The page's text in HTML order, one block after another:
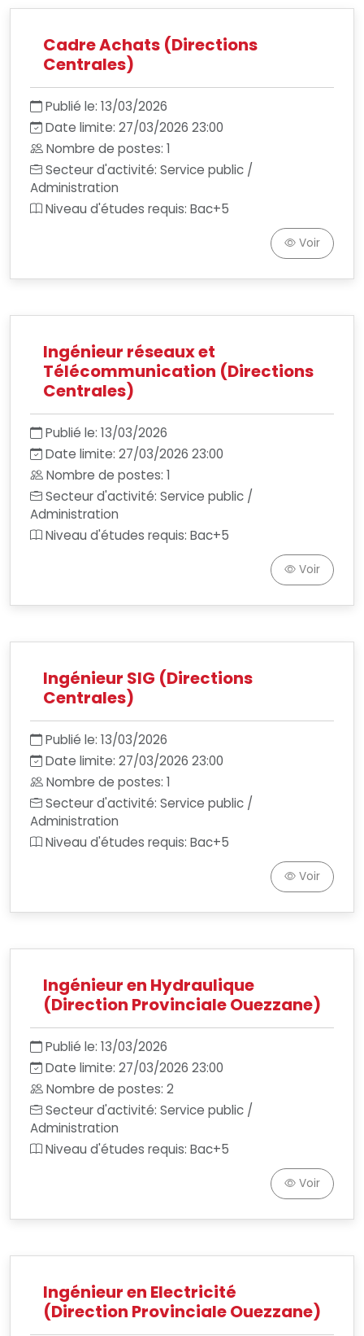
Cadre Achats (Directions
Centrales)
Publié le: 13/03/2026
Date limite: 27/03/2026 23:00
Nombre de postes: 1
Secteur d'activité: Service public /
Administration
Niveau d'études requis: Bac+5
Voir
Ingénieur réseaux et
Télécommunication (Directions
Centrales)
Publié le: 13/03/2026
Date limite: 27/03/2026 23:00
Nombre de postes: 1
Secteur d'activité: Service public /
Administration
Niveau d'études requis: Bac+5
Voir
Ingénieur SIG (Directions
Centrales)
Publié le: 13/03/2026
Date limite: 27/03/2026 23:00
Nombre de postes: 1
Secteur d'activité: Service public /
Administration
Niveau d'études requis: Bac+5
Voir
Ingénieur en Hydraulique
(Direction Provinciale Ouezzane)
Publié le: 13/03/2026
Date limite: 27/03/2026 23:00
Nombre de postes: 2
Secteur d'activité: Service public /
Administration
Niveau d'études requis: Bac+5
Voir
Ingénieur en Electricité
(Direction Provinciale Ouezzane)